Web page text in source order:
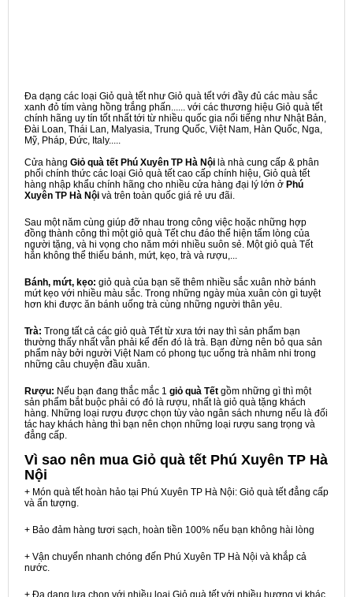
Đa dạng các loại Giỏ quà tết như Giỏ quà tết với đầy đủ các màu sắc
xanh đỏ tím vàng hồng trắng phấn...... với các thương hiệu Giỏ quà tết
chính hãng uy tín tốt nhất tới từ nhiều quốc gia nổi tiếng như Nhật Bản,
Đài Loan, Thái Lan, Malyasia, Trung Quốc, Việt Nam, Hàn Quốc, Nga,
Mỹ, Pháp, Đức, Italy.....
Cửa hàng Giỏ quà tết Phú Xuyên TP Hà Nội là nhà cung cấp & phân
phối chính thức các loại Giỏ quà tết cao cấp chính hiệu, Giỏ quà tết
hàng nhập khẩu chính hãng cho nhiều cửa hàng đại lý lớn ở Phú
Xuyên TP Hà Nội và trên toàn quốc giá rẻ ưu đãi.
Sau một năm cùng giúp đỡ nhau trong công việc hoặc những hợp
đồng thành công thì một giỏ quà Tết chu đáo thể hiện tấm lòng của
người tặng, và hi vọng cho năm mới nhiều suôn sẻ. Một giỏ quà Tết
hẳn không thể thiếu bánh, mứt, kẹo, trà và rượu,...
Bánh, mứt, kẹo: giỏ quà của bạn sẽ thêm nhiều sắc xuân nhờ bánh
mứt kẹo với nhiều màu sắc. Trong những ngày mùa xuân còn gì tuyệt
hơn khi được ăn bánh uống trà cùng những người thân yêu.
Trà: Trong tất cả các giỏ quà Tết từ xưa tới nay thì sản phẩm bạn
thường thấy nhất vẫn phải kể đến đó là trà. Bạn đừng nên bỏ qua sản
phẩm này bởi người Việt Nam có phong tục uống trà nhâm nhi trong
những câu chuyện đầu xuân.
Rượu: Nếu bạn đang thắc mắc 1 giỏ quà Tết gồm những gì thì một
sản phẩm bắt buộc phải có đó là rượu, nhất là giỏ quà tặng khách
hàng. Những loại rượu được chọn tùy vào ngân sách nhưng nếu là đối
tác hay khách hàng thì bạn nên chọn những loại rượu sang trọng và
đẳng cấp.
Vì sao nên mua Giỏ quà tết Phú Xuyên TP Hà
Nội
+ Món quà tết hoàn hảo tại Phú Xuyên TP Hà Nội: Giỏ quà tết đẳng cấp
và ấn tượng.
+ Bảo đảm hàng tươi sạch, hoàn tiền 100% nếu bạn không hài lòng
+ Vận chuyển nhanh chóng đến Phú Xuyên TP Hà Nội và khắp cả
nước.
+ Đa dạng lựa chọn với nhiều loại Giỏ quà tết với nhiều hương vị khác